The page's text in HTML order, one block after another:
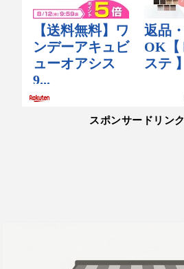
スポンサードリンク